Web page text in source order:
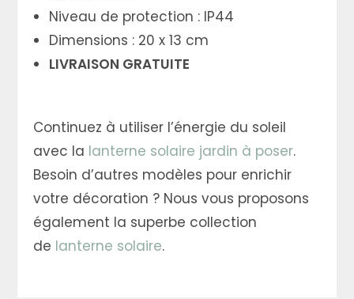
Niveau de protection : IP44
Dimensions : 20 x 13 cm
LIVRAISON GRATUITE
Continuez à utiliser l’énergie du soleil
avec la lanterne solaire jardin à poser.
Besoin d’autres modèles pour enrichir
votre décoration ? Nous vous proposons
également la superbe collection
de lanterne solaire.